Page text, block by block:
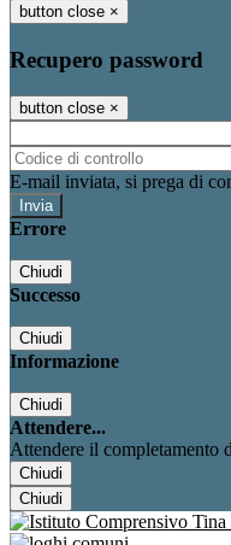
button close ×
Recupero password
button close ×
E-mail inviata, si prega di
Errore
Chiudi
Successo
Chiudi
Informazione
Chiudi
Attendere...
Attendere il completamento
Chiudi
Chiudi